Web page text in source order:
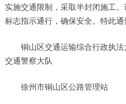
实施交通限制，采取半封闭施工
标志指示通行，确保安全。特此通
铜山区交通运输综合行政执
交通警察大队
徐州市铜山区公路管理站